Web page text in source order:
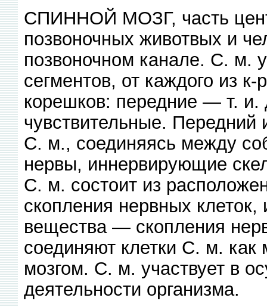
СПИННОЙ МОЗГ, часть
позвоночных животвых и
позвоночном канале. С. м.
сегментов, от каждого из
корешков: передние — т. и.
чувствительные.
С. м., соединяясь между
нервы, иннервирующие
С. м. состоит из
скопления нервных
вещества — скопления
соединяют клетки С. м.
мозгом. С. м. участвует в
деятельности организма.